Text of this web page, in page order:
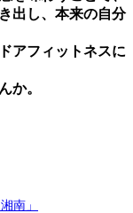
出し、本来の⾃分
アフィットネスに
か。
南」